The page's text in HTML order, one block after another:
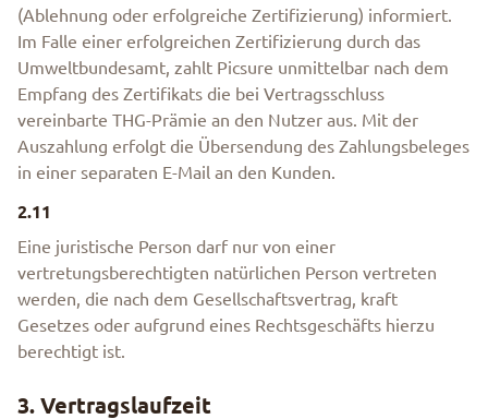
(Ablehnung oder erfolgreiche Zertifizierung) informiert.
Im Falle einer erfolgreichen Zertifizierung durch das
Umweltbundesamt, zahlt Picsure unmittelbar nach dem
Empfang des Zertifikats die bei Vertragsschluss
vereinbarte THG-Prämie an den Nutzer aus. Mit der
Auszahlung erfolgt die Übersendung des Zahlungsbeleges
in einer separaten E-Mail an den Kunden.
2.11
Eine juristische Person darf nur von einer
vertretungsberechtigten natürlichen Person vertreten
werden, die nach dem Gesellschaftsvertrag, kraft
Gesetzes oder aufgrund eines Rechtsgeschäfts hierzu
berechtigt ist.
3. Vertragslaufzeit